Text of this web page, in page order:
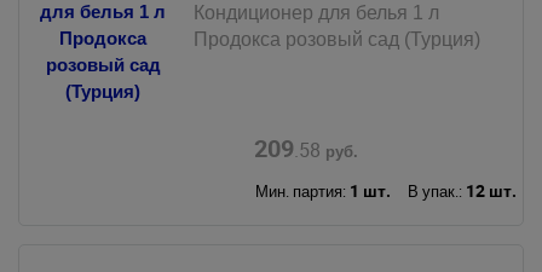
Кондиционер для белья 1 л
Продокса розовый сад (Турция)
209.58 руб.
Мин. партия: 1 шт. В упак.: 12 шт.